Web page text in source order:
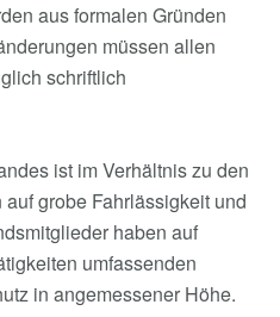
aus formalen Gründen
müssen allen
schriftlich
ist im Verhältnis zu den
grobe Fahrlässigkeit und
haben auf
umfassenden
in angemessener Höhe.